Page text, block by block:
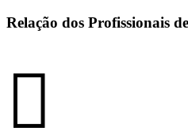
Relação dos Profissionais